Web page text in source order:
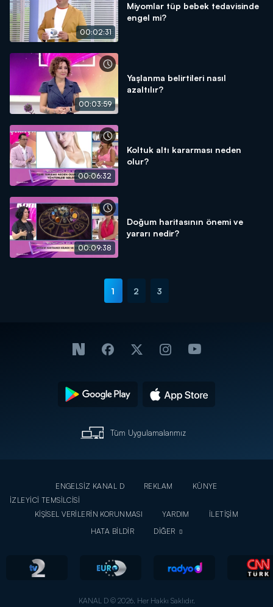
00:02:31
Miyomlar tüp bebek tedavisinde
engel mi?
00:03:59
Yaşlanma belirtileri nasıl
azaltılır?
00:06:32
Koltuk altı kararması neden
olur?
00:09:38
Doğum haritasının önemi ve
yararı nedir?
1 2 3
Tüm Uygulamalarımız
ENGELSİZ KANAL D REKLAM
KÜNYE
İZLEYİCİ TEMSİLCİSİ
KİŞİSEL VERİLERİN KORUNMASI
YARDIM
İLETİŞİM
HATA BİLDİR
DİĞER
KANAL D © 2026. Her Hakkı Saklıdır.